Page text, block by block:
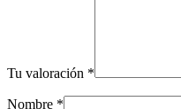
Tu valoración *
Nombre *